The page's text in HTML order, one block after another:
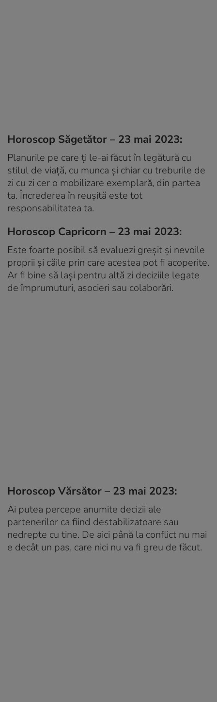
Horoscop Săgetător – 23 mai 2023:
Planurile pe care ți le-ai făcut în legătură cu
stilul de viață, cu munca și chiar cu treburile de
zi cu zi cer o mobilizare exemplară, din partea
ta. Încrederea în reușită este tot
responsabilitatea ta.
Horoscop Capricorn – 23 mai 2023:
Este foarte posibil să evaluezi greșit și nevoile
proprii și căile prin care acestea pot fi acoperite.
Ar fi bine să lași pentru altă zi deciziile legate
de împrumuturi, asocieri sau colaborări.
Horoscop Vărsător – 23 mai 2023:
Ai putea percepe anumite decizii ale
partenerilor ca fiind destabilizatoare sau
nedrepte cu tine. De aici până la conflict nu mai
e decât un pas, care nici nu va fi greu de făcut.